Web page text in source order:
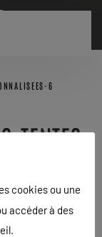
6
TENTES-
cookies ou une
accéder à des